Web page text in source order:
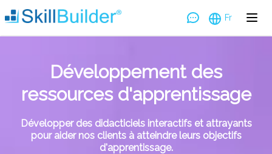
Fr
Développement des
ressources d'apprentissage
Développer des didacticiels interactifs et attrayants
pour aider nos clients à atteindre leurs objectifs
d'apprentissage.